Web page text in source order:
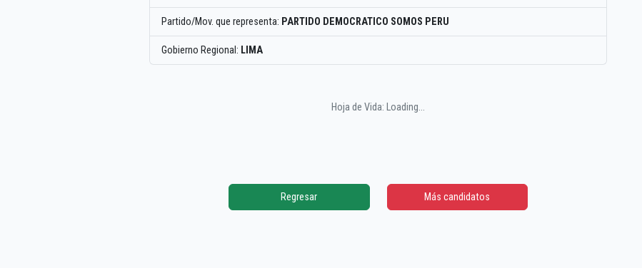
Partido/Mov. que representa: PARTIDO DEMOCRATICO SOMOS PERU
Gobierno Regional: LIMA
Hoja de Vida: Loading...
Regresar Más candidatos